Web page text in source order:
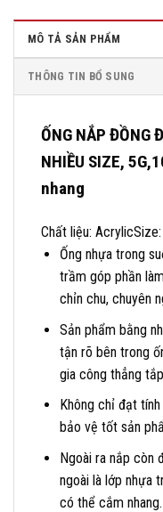
MÔ TẢ SẢN PHẨM
THÔNG TIN BỔ SUNG
ỐNG NẮP ĐỒNG
NHIỀU SIZE,
nhang
Chất liệu:
Ống nhựa trong
trầm góp phần
chỉn chu, chuyên
Sản phẩm bằng
tận rõ bên trong
gia công thẳng
Không chỉ đạt
bảo vệ tốt sản
Ngoài ra nắp còn
ngoài là lớp nhựa
có thể cắm nhang.